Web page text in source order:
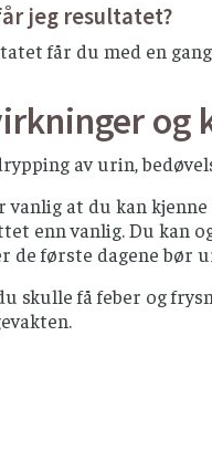
jeg resultatet?
får du med en
og
av urin,
vanlig at du kan
enn vanlig. Du kan
de første dagene bør
skulle få feber og